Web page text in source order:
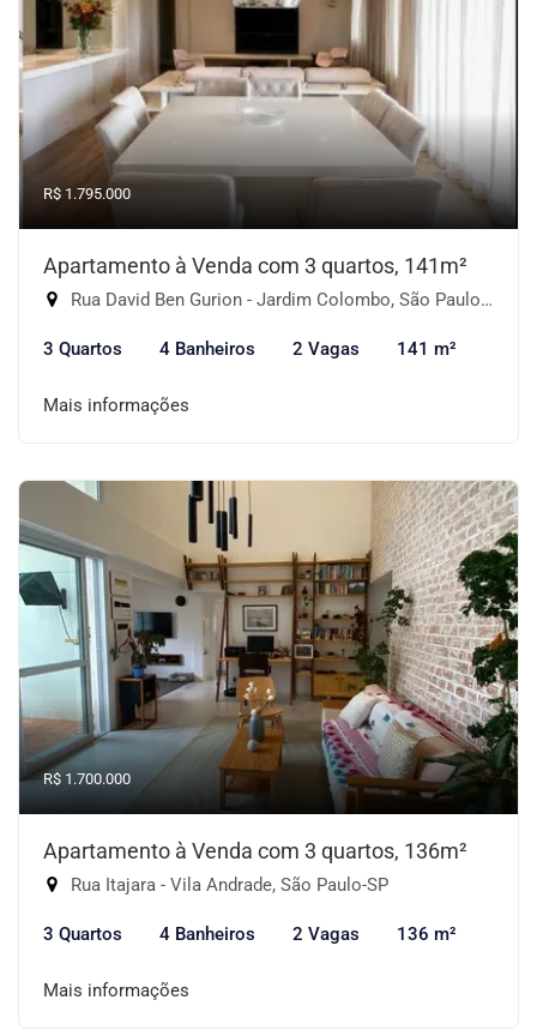
R$ 1.795.000
Apartamento à Venda com 3 quartos, 141m²
Rua David Ben Gurion - Jardim Colombo, São Paulo-SP
3 Quartos 4 Banheiros 2 Vagas 141 m²
Mais informações
R$ 1.700.000
Apartamento à Venda com 3 quartos, 136m²
Rua Itajara - Vila Andrade, São Paulo-SP
3 Quartos 4 Banheiros 2 Vagas 136 m²
Mais informações